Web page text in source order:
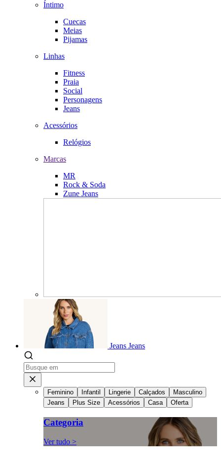
Íntimo
Cuecas
Meias
Pijamas
Linhas
Fitness
Praia
Social
Personagens
Jeans
Acessórios
Relógios
Marcas
MR
Rock & Soda
Zune Jeans
Jeans Jeans
Feminino Infantil Lingerie Calçados
Masculino
Jeans
Plus Size Acessórios Casa Oferta
Categoria
Ver tudo >